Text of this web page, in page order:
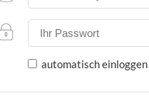
automatisch einloggen